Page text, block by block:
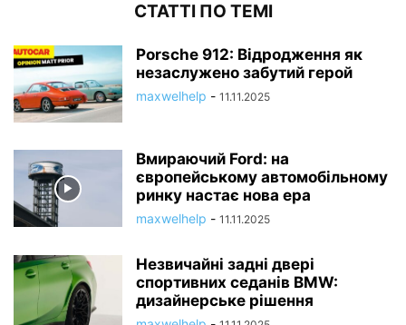
СТАТТІ ПО ТЕМІ
Porsche 912: Відродження як
незаслужено забутий герой
maxwelhelp - 11.11.2025
Вмираючий Ford: на
європейському автомобільному
ринку настає нова ера
maxwelhelp - 11.11.2025
Незвичайні задні двері
спортивних седанів BMW:
дизайнерське рішення